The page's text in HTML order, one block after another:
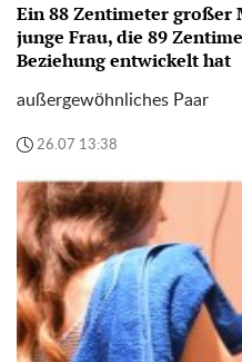
Ein 88 Zentimeter großer
junge Frau, die 89
Beziehung entwickelt hat
außergewöhnliches Paar
26.07 13:38